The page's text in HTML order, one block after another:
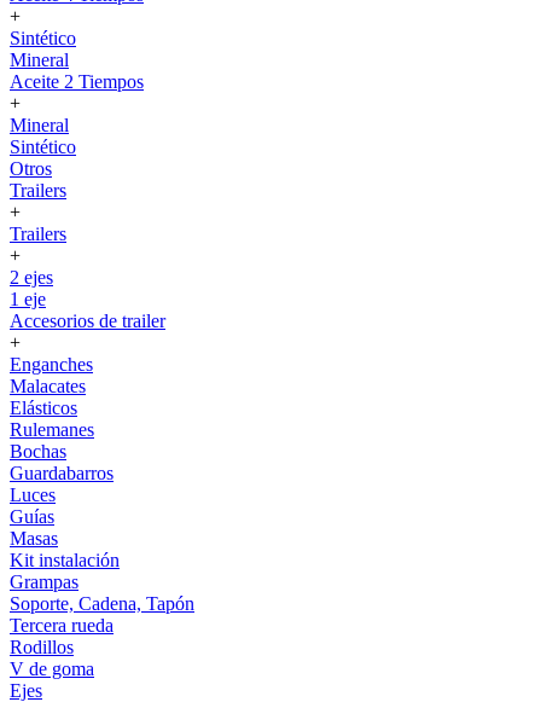
+
Sintético
Mineral
Aceite 2 Tiempos
+
Mineral
Sintético
Otros
Trailers
+
Trailers
+
2 ejes
1 eje
Accesorios de trailer
+
Enganches
Malacates
Elásticos
Rulemanes
Bochas
Guardabarros
Luces
Guías
Masas
Kit instalación
Grampas
Soporte, Cadena, Tapón
Tercera rueda
Rodillos
V de goma
Ejes